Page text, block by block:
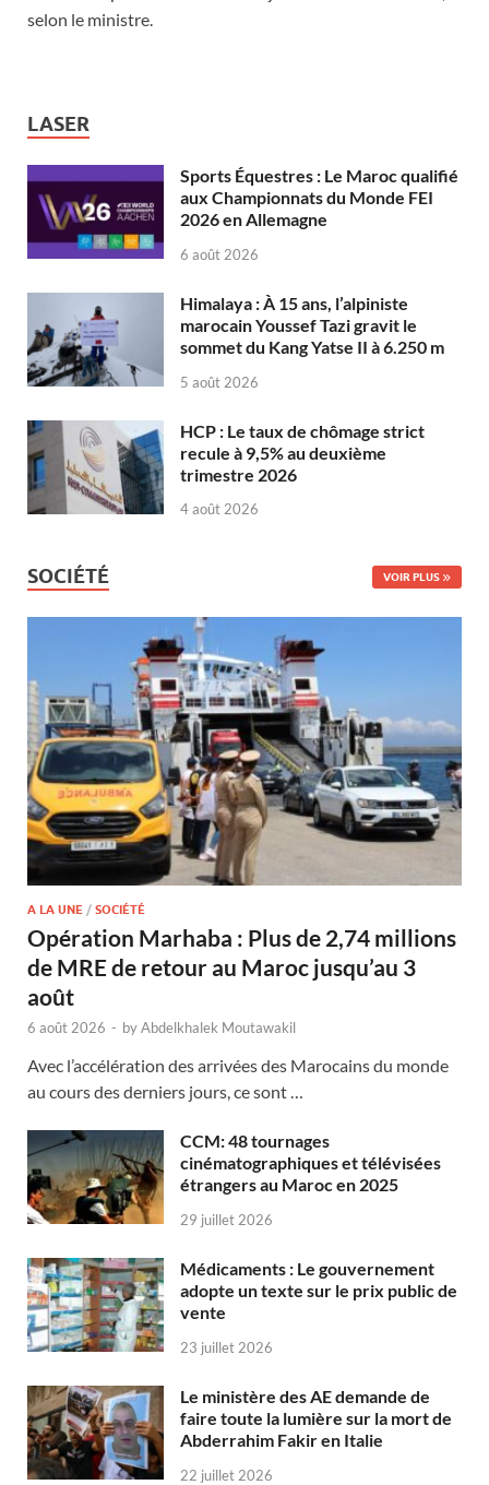
selon le ministre.
LASER
Sports Équestres : Le Maroc qualifié
aux Championnats du Monde FEI
2026 en Allemagne
6 août 2026
Himalaya : À 15 ans, l’alpiniste
marocain Youssef Tazi gravit le
sommet du Kang Yatse II à 6.250 m
5 août 2026
HCP : Le taux de chômage strict
recule à 9,5% au deuxième
trimestre 2026
4 août 2026
SOCIÉTÉ VOIR PLUS
A LA UNE / SOCIÉTÉ
Opération Marhaba : Plus de 2,74 millions
de MRE de retour au Maroc jusqu’au 3
août
6 août 2026 - byAbdelkhalek Moutawakil
Avec l’accélération des arrivées des Marocains du monde
au cours des derniers jours, ce sont …
CCM: 48 tournages
cinématographiques et télévisées
étrangers au Maroc en 2025
29 juillet 2026
Médicaments : Le gouvernement
adopte un texte sur le prix public de
vente
23 juillet 2026
Le ministère des AE demande de
faire toute la lumière sur la mort de
Abderrahim Fakir en Italie
22 juillet 2026